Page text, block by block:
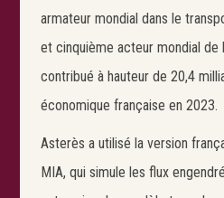
armateur mondial dans le
et cinquième acteur mondial de
contribué à hauteur de 20,4
économique française en 2023.
Asterès a utilisé la version
MIA, qui simule les flux